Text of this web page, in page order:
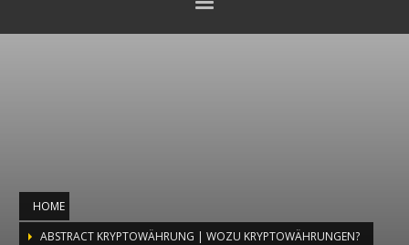
HOME
ABSTRACT KRYPTOWÄHRUNG | WOZU KRYPTOWÄHRUNGEN?